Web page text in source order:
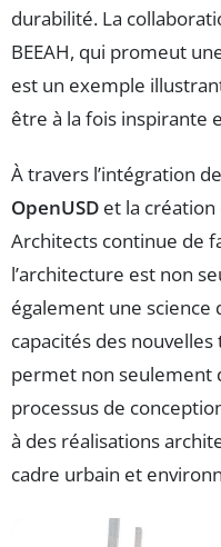
durabilité. La
BEEAH, qui promeut
est un exemple
être à la fois inspirante
À travers l’intégration
OpenUSD et la création
Architects continue de
l’architecture est non
également une
capacités des
permet non seulement
processus de
à des réalisations
cadre urbain et